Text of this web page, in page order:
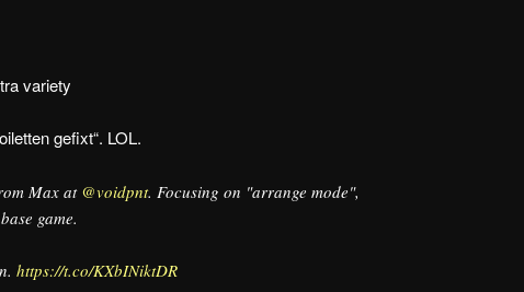
variety
gefixt“. LOL.
Max at @voidpnt. Focusing on "arrange mode",
game.
https://t.co/KXbINiktDR